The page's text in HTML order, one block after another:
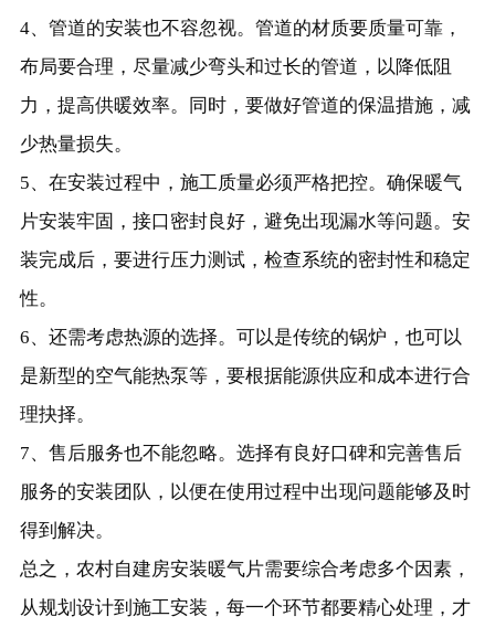
4、管道的安装也不容忽视。管道的材质要质量可靠，
布局要合理，尽量减少弯头和过长的管道，以降低阻
力，提高供暖效率。同时，要做好管道的保温措施，减
少热量损失。
5、在安装过程中，施工质量必须严格把控。确保暖气
片安装牢固，接口密封良好，避免出现漏水等问题。安
装完成后，要进行压力测试，检查系统的密封性和稳定
性。
6、还需考虑热源的选择。可以是传统的锅炉，也可以
是新型的空气能热泵等，要根据能源供应和成本进行合
理抉择。
7、售后服务也不能忽略。选择有良好口碑和完善售后
服务的安装团队，以便在使用过程中出现问题能够及时
得到解决。
总之，农村自建房安装暖气片需要综合考虑多个因素，
从规划设计到施工安装，每一个环节都要精心处理，才